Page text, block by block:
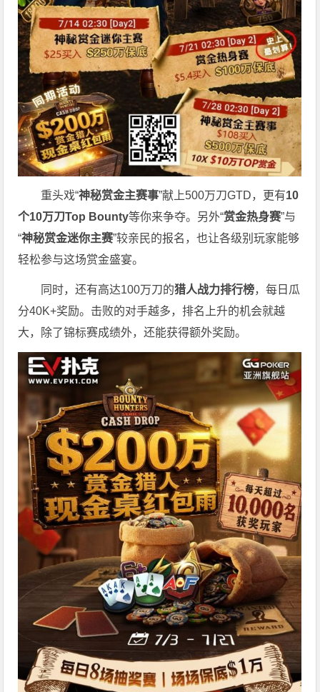
重头戏“神秘赏金主赛事”献上500万刀GTD，更有10
个10万刀Top Bounty等你来争夺。另外“赏金热身赛”与
“神秘赏金迷你主赛”较亲民的报名，也让各级别玩家能够
轻松参与这场赏金盛宴。
同时，还有高达100万刀的猎人战力排行榜，每日瓜
分40K+奖励。击败的对手越多，排名上升的机会就越
大，除了锦标赛成绩外，还能获得额外奖励。